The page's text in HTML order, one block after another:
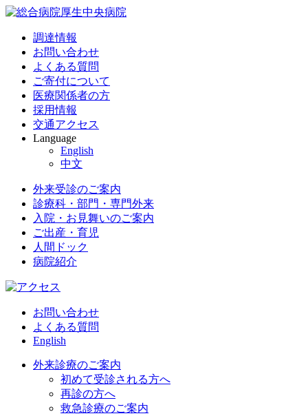
調達情報
お問い合わせ
よくある質問
ご寄付について
医療関係者の方
採用情報
交通アクセス
Language
English
中文
外来受診のご案内
診療科・部門・専門外来
入院・お見舞いのご案内
ご出産・育児
人間ドック
病院紹介
お問い合わせ
よくある質問
English
外来診療のご案内
初めて受診される方へ
再診の方へ
救急診療のご案内